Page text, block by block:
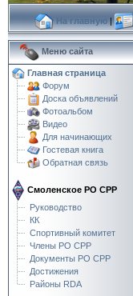
На главную|
Меню сайта
Главная страница
Форум
Доска объявлений
Фотоальбом
Видео
Для начинающих
Гостевая книга
Обратная связь
Смоленское РО СРР
Руководство
КК
Спортивный комитет
Члены РО СРР
Документы РО СРР
Достижения
Районы RDA